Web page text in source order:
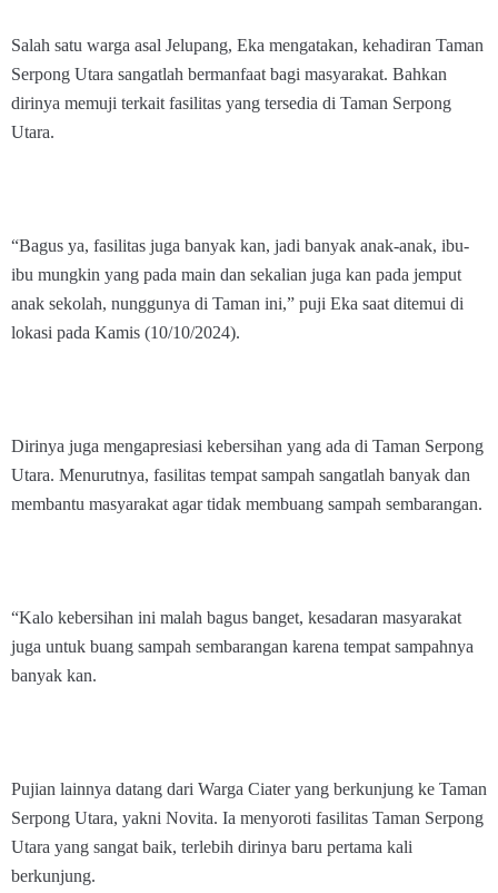
Salah satu warga asal Jelupang, Eka mengatakan, kehadiran Taman
Serpong Utara sangatlah bermanfaat bagi masyarakat. Bahkan
dirinya memuji terkait fasilitas yang tersedia di Taman Serpong
Utara.
“Bagus ya, fasilitas juga banyak kan, jadi banyak anak-anak, ibu-
ibu mungkin yang pada main dan sekalian juga kan pada jemput
anak sekolah, nunggunya di Taman ini,” puji Eka saat ditemui di
lokasi pada Kamis (10/10/2024).
Dirinya juga mengapresiasi kebersihan yang ada di Taman Serpong
Utara. Menurutnya, fasilitas tempat sampah sangatlah banyak dan
membantu masyarakat agar tidak membuang sampah sembarangan.
“Kalo kebersihan ini malah bagus banget, kesadaran masyarakat
juga untuk buang sampah sembarangan karena tempat sampahnya
banyak kan.
Pujian lainnya datang dari Warga Ciater yang berkunjung ke Taman
Serpong Utara, yakni Novita. Ia menyoroti fasilitas Taman Serpong
Utara yang sangat baik, terlebih dirinya baru pertama kali
berkunjung.